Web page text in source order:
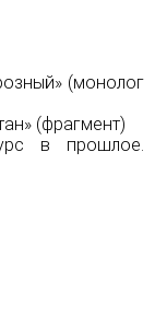
(монолог
(фрагмент)
в прошлое.